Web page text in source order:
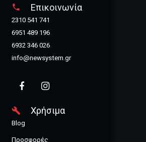
phone Επικοινωνία
2310 541 741
6951 489 196
6932 346 026
info@newsystem.gr
build Χρήσιμα
Blog
Προσφορές